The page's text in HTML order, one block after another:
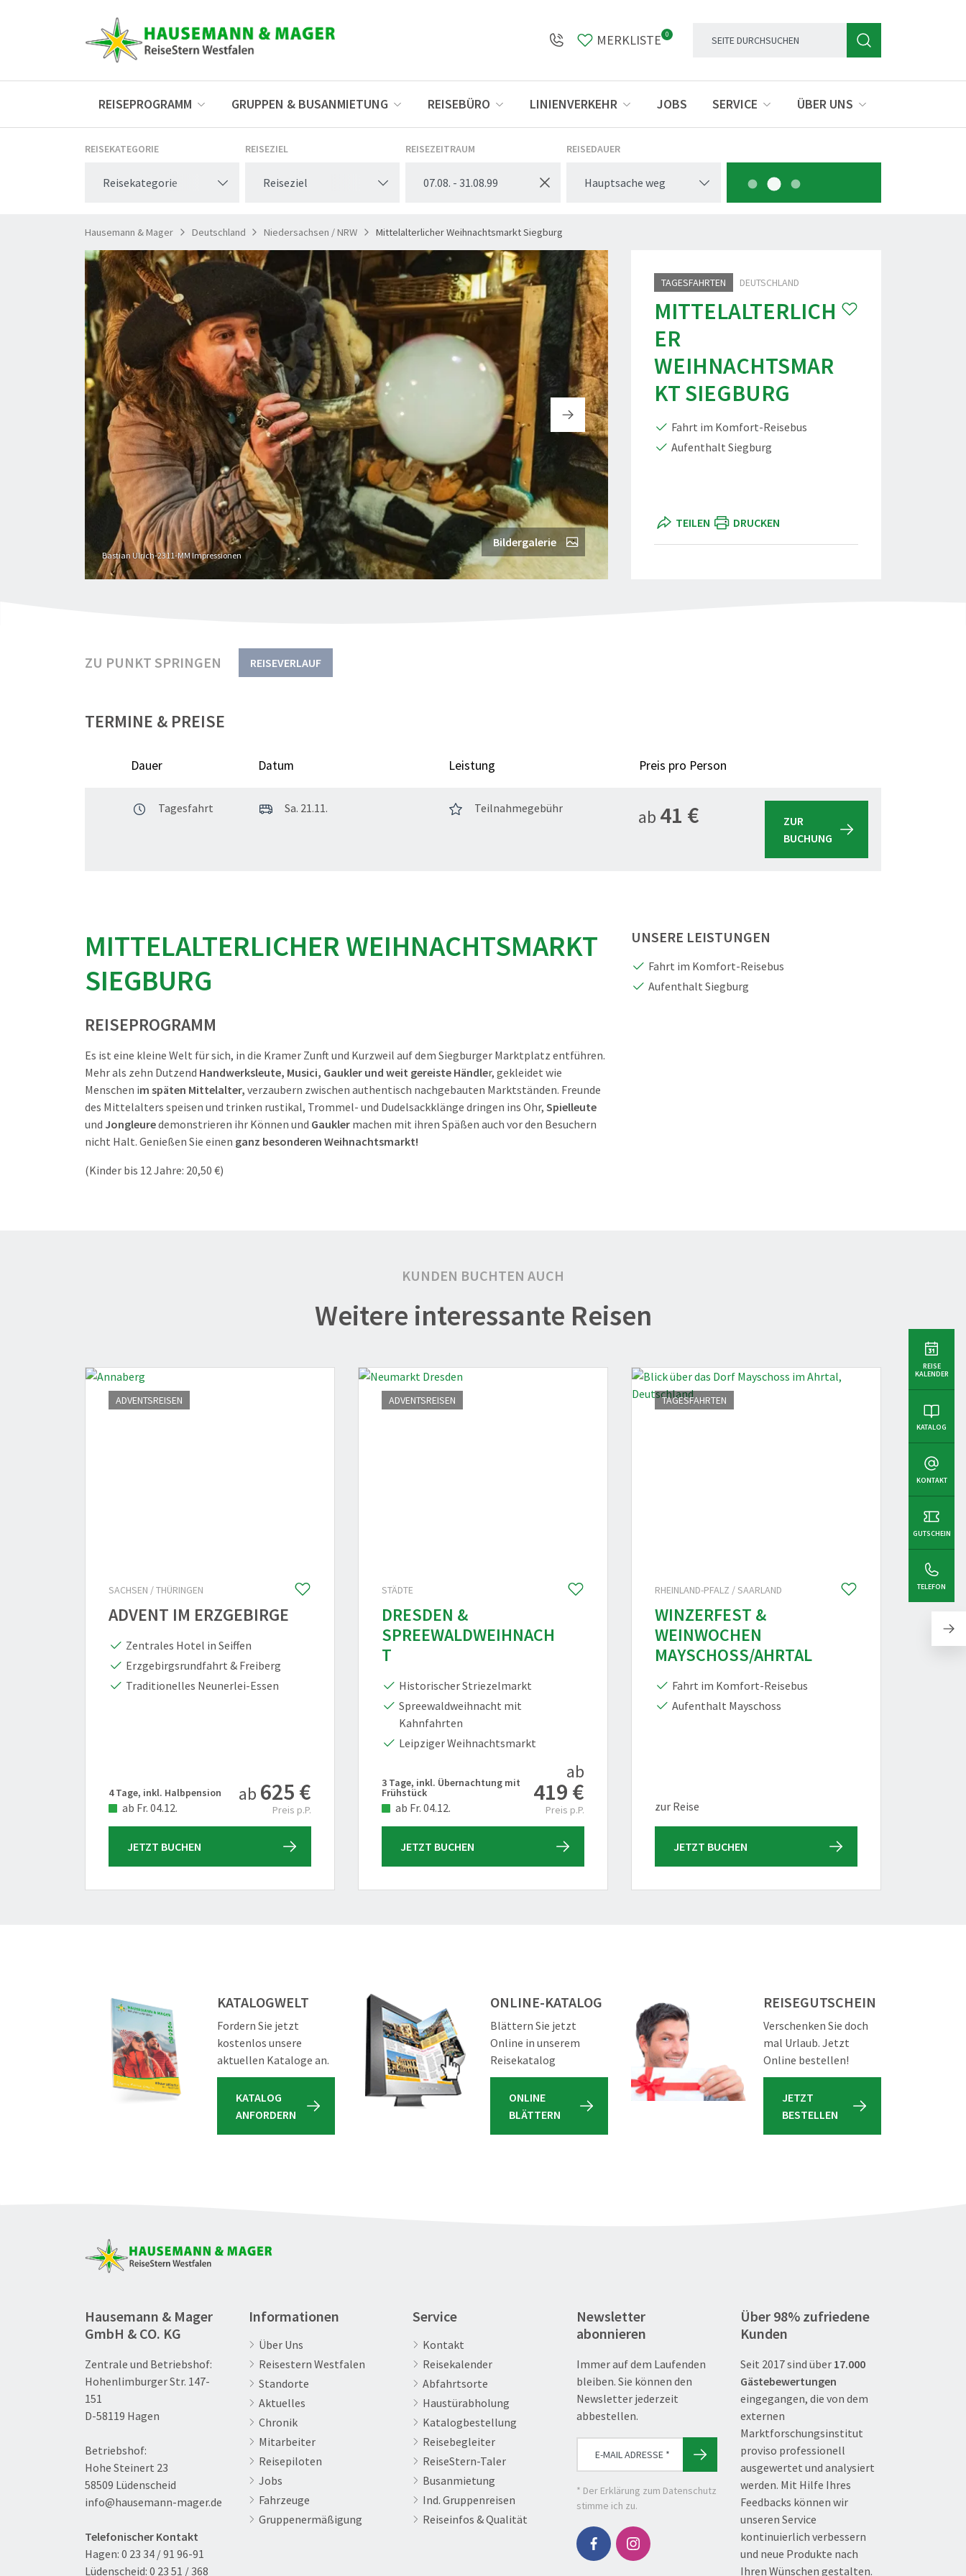
Öffnungszeiten
MERKLISTE 0
REISEPROGRAMM GRUPPEN & BUSANMIETUNG REISEBÜRO LINIENVERKEHR JOBS SERVICE ÜBER UNS
REISEKATEGORIE
Reisekategorie
REISEZIEL
Reiseziel
REISEZEITRAUM REISEDAUER
Hauptsache weg
Hausemann & Mager Deutschland Niedersachsen / NRW Mittelalterlicher Weihnachtsmarkt Siegburg
Bastian Ulrich-2311-MM Impressionen
Bildergalerie
Mittelalterlicher Weihnachtsmarkt Siegburg
Bastian Ulrich-2311-MM Impressionen
TAGESFAHRTEN DEUTSCHLAND
MITTELALTERLICH
ER
WEIHNACHTSMAR
KT SIEGBURG
Fahrt im Komfort-Reisebus
Aufenthalt Siegburg
TEILEN DRUCKEN
ZU PUNKT SPRINGEN REISEVERLAUF
TERMINE & PREISE
Dauer Datum Leistung Preis pro Person
Tagesfahrt Sa. 21.11. Teilnahmegebühr ab 41 €
ZUR
BUCHUNG
MITTELALTERLICHER WEIHNACHTSMARKT
SIEGBURG
REISEPROGRAMM
Es ist eine kleine Welt für sich, in die Kramer Zunft und Kurzweil auf dem Siegburger Marktplatz entführen.
Mehr als zehn Dutzend Handwerksleute, Musici, Gaukler und weit gereiste Händler, gekleidet wie
Menschen im späten Mittelalter, verzaubern zwischen authentisch nachgebauten Marktständen. Freunde
des Mittelalters speisen und trinken rustikal, Trommel- und Dudelsackklänge dringen ins Ohr, Spielleute
und Jongleuredemonstrieren ihr Können und Gaukler machen mit ihren Späßen auch vor den Besuchern
nicht Halt. Genießen Sie einen ganz besonderen Weihnachtsmarkt!
(Kinder bis 12 Jahre: 20,50 €)
UNSERE LEISTUNGEN
Fahrt im Komfort-Reisebus
Aufenthalt Siegburg
KUNDEN BUCHTEN AUCH
Weitere interessante Reisen
ADVENTSREISEN
SACHSEN / THÜRINGEN
ADVENT IM ERZGEBIRGE
Zentrales Hotel in Seiffen
Erzgebirgsrundfahrt & Freiberg
Traditionelles Neunerlei-Essen
4 Tage, inkl. Halbpension
ab Fr. 04.12.
ab 625 €
Preis p.P.
JETZT BUCHEN
ADVENTSREISEN
STÄDTE
DRESDEN &
SPREEWALDWEIHNACH
T
Historischer Striezelmarkt
Spreewaldweihnacht mit
Kahnfahrten
Leipziger Weihnachtsmarkt
3 Tage, inkl. Übernachtung mit
Frühstück
ab Fr. 04.12.
ab
419 €
Preis p.P.
JETZT BUCHEN
TAGESFAHRTEN
RHEINLAND-PFALZ / SAARLAND
WINZERFEST &
WEINWOCHEN
MAYSCHOSS/AHRTAL
Fahrt im Komfort-Reisebus
Aufenthalt Mayschoss
zur Reise
JETZT BUCHEN
REISE
KALENDER
KATALOG
KONTAKT
GUTSCHEIN
TELEFON
KATALOGWELT
Fordern Sie jetzt
kostenlos unsere
aktuellen Kataloge an.
KATALOG
ANFORDERN
ONLINE-KATALOG
Blättern Sie jetzt
Online in unserem
Reisekatalog
ONLINE
BLÄTTERN
REISEGUTSCHEIN
Verschenken Sie doch
mal Urlaub. Jetzt
Online bestellen!
JETZT
BESTELLEN
Hausemann & Mager
GmbH & CO. KG
Zentrale und Betriebshof:
Hohenlimburger Str. 147-
151
D-58119 Hagen
Betriebshof:
Hohe Steinert 23
58509 Lüdenscheid
info@hausemann-mager.de
Telefonischer Kontakt
Hagen: 0 23 34 / 91 96-91
Lüdenscheid: 0 23 51 / 368
Informationen
Über Uns
Reisestern Westfalen
Standorte
Aktuelles
Chronik
Mitarbeiter
Reisepiloten
Jobs
Fahrzeuge
Gruppenermäßigung
Service
Kontakt
Reisekalender
Abfahrtsorte
Haustürabholung
Katalogbestellung
Reisebegleiter
ReiseStern-Taler
Busanmietung
Ind. Gruppenreisen
Reiseinfos & Qualität
Newsletter
abonnieren
Immer auf dem Laufenden
bleiben. Sie können den
Newsletter jederzeit
abbestellen.
* Der Erklärung zum Datenschutz
stimme ich zu.
Über 98% zufriedene
Kunden
Seit 2017 sind über 17.000
Gästebewertungen
eingegangen, die von dem
externen
Marktforschungsinstitut
proviso professionell
ausgewertet und analysiert
werden. Mit Hilfe Ihres
Feedbacks können wir
unseren Service
kontinuierlich verbessern
und neue Produkte nach
Ihren Wünschen gestalten.